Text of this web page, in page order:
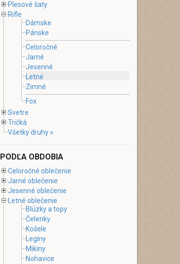
Plesové šaty
Rifle
Dámske
Pánske
Celoročné
Jarné
Jesenné
Letné
Zimné
Fox
Svetre
Tričká
Všetky druhy »
PODĽA OBDOBIA
Celoročné oblečenie
Jarné oblečenie
Jesenné oblečenie
Letné oblečenie
Blúzky a topy
Čelenky
Košele
Legíny
Mikiny
Nohavice